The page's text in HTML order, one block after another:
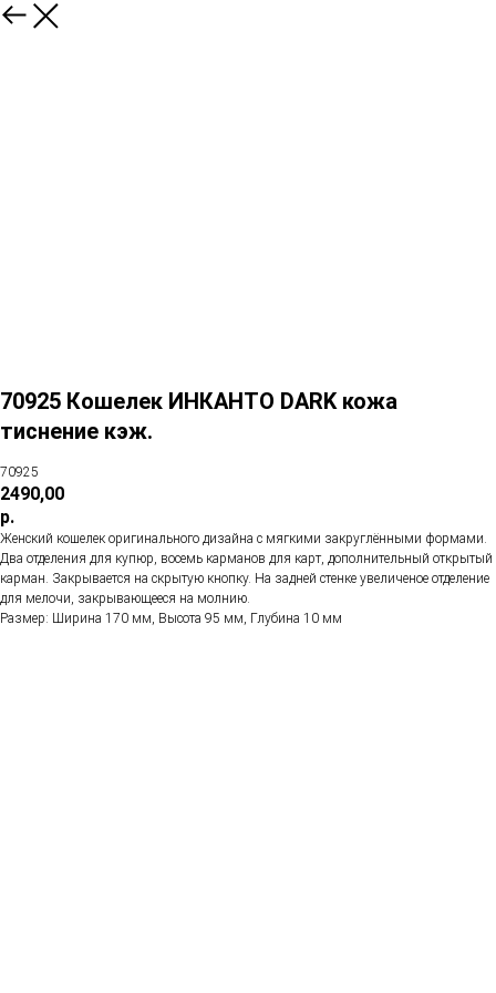
70925 Кошелек ИНКАНТО DARK кожа
тиснение кэж.
70925
2490,00
р.
Женский кошелек оригинального дизайна с мягкими закруглёнными формами.
Два отделения для купюр, восемь карманов для карт, дополнительный открытый
карман. Закрывается на скрытую кнопку. На задней стенке увеличеное отделение
для мелочи, закрывающееся на молнию.
Размер: Ширина 170 мм, Высота 95 мм, Глубина 10 мм